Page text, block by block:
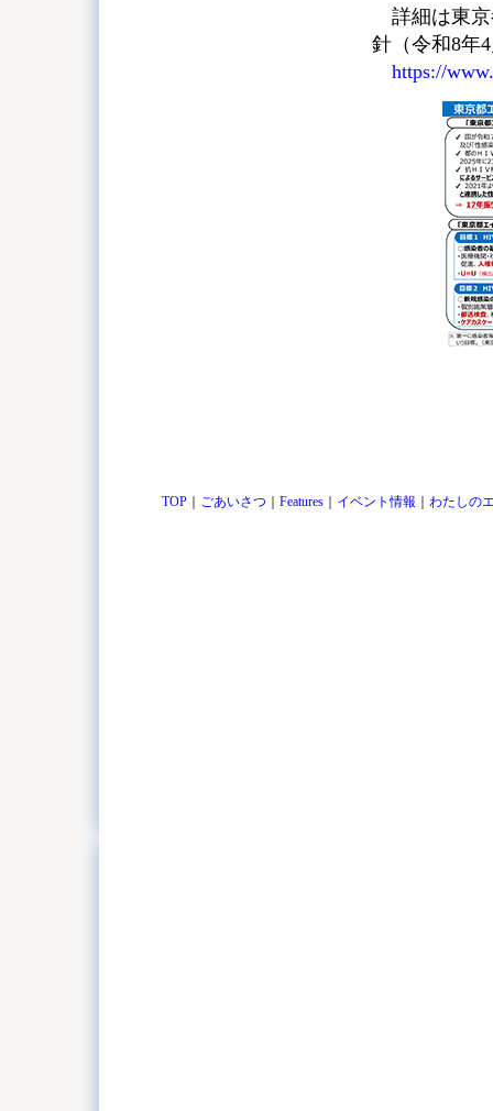
詳細は東京
針（令和8年
https://
TOP｜ ごあいさつ Features｜ イベント情報 わたしの